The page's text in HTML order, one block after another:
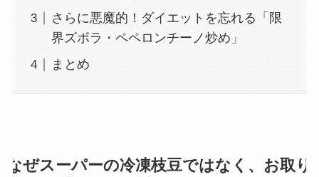
さらに悪魔的！ダイエットを忘れる「限
界ズボラ・ペペロンチーノ炒め」
まとめ
なぜスーパーの冷凍枝豆ではなく、お取り